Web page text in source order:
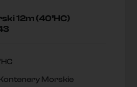
12m (40’HC)
Morskie